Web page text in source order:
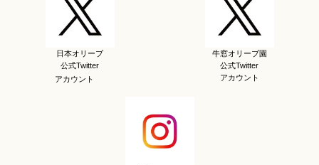
日本オリーブ
公式Twitter
アカウント
牛窓オリーブ園
公式Twitter
アカウント